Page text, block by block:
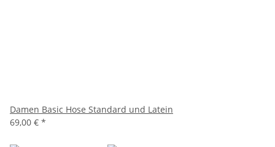
Damen Basic Hose Standard und Latein
69,00 € *